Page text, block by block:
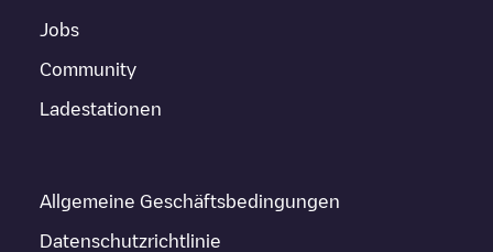
Jobs
Community
Ladestationen
Allgemeine Geschäftsbedingungen
Datenschutzrichtlinie